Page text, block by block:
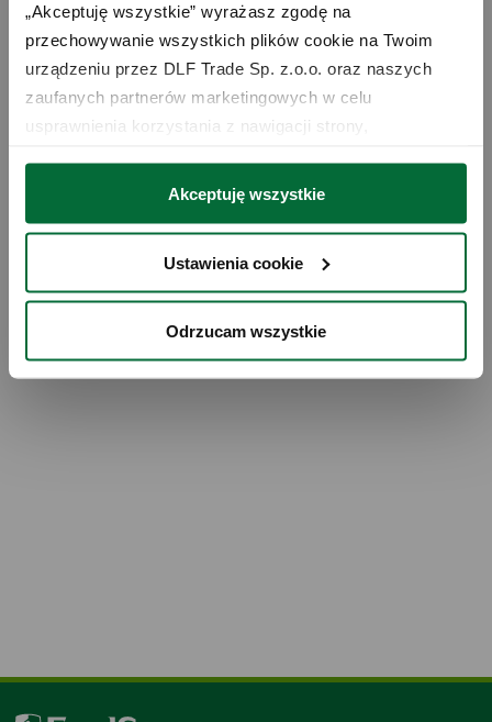
„Akceptuję wszystkie” wyrażasz zgodę na
przechowywanie wszystkich plików cookie na Twoim
urządzeniu przez DLF Trade Sp. z.o.o. oraz naszych
zaufanych partnerów marketingowych w celu
usprawnienia korzystania z nawigacji strony,
cookie”. Więcej informacji znajdziesz w naszej Polityce
. W związku z korzystaniem z cookies w
celu personalizacji reklam i dokonywania pomiarów
skuteczności kampanii marketingowych, dane mogą być
udostępniane Google LLC; więcej informacji można
znaleźć tutaj
Akceptuję wszystkie
Ustawienia cookie
Odrzucam wszystkie
Klasyczna marynata do steków
29 WRZ 2022
Przepis na klasyczną marynatę do steków - jest ona idealna do
wszystkich rodzajów steków, zwłaszcza do steków z boczku i
polędwicy, ale można ją również stosować do aromatycznych
+ CZYTAJ WIĘCEJ